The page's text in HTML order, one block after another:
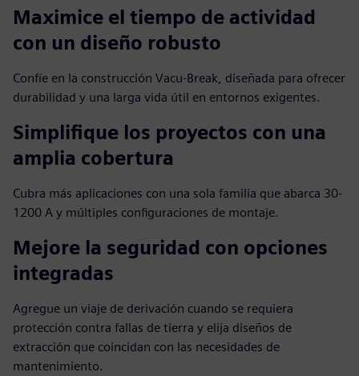
Maximice el tiempo de actividad
con un diseño robusto
Confíe en la construcción Vacu‑Break, diseñada para ofrecer
durabilidad y una larga vida útil en entornos exigentes.
Simplifique los proyectos con una
amplia cobertura
Cubra más aplicaciones con una sola familia que abarca 30-
1200 A y múltiples configuraciones de montaje.
Mejore la seguridad con opciones
integradas
Agregue un viaje de derivación cuando se requiera
protección contra fallas de tierra y elija diseños de
extracción que coincidan con las necesidades de
mantenimiento.